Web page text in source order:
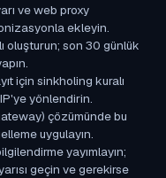
ve web proxy
ekleyin.
oluşturun; son 30 günlük
için sinkholing kuralı
yönlendirin.
çözümünde bu
uygulayın.
yayımlayın;
geçin ve gerekirse